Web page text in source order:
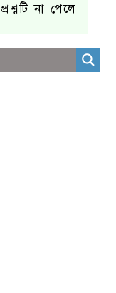
না পেলে